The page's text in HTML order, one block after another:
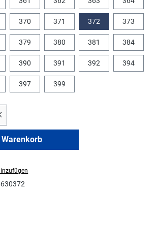
370 371 372 373
379 380 381 384
390 391 392 394
397 399
Warenkorb